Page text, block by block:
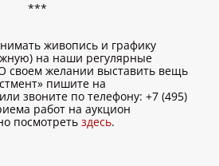
***
живопись и графику
на наши регулярные
своем желании выставить вещь
пишите на
звоните по телефону: +7 (495)
работ на аукцион
посмотреть здесь.